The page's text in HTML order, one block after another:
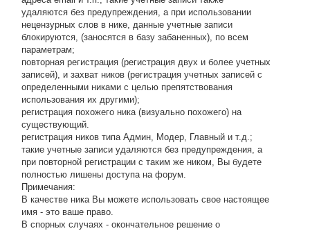
удаляются без предупреждения, а при использовании
нецензурных слов в нике, данные учетные записи
блокируются, (заносятся в базу забаненных), по всем
параметрам;
повторная регистрация (регистрация двух и более учетных
записей), и захват ников (регистрация учетных записей с
определенными никами с целью препятствования
использования их другими);
регистрация похожего ника (визуально похожего) на
существующий.
регистрация ников типа Админ, Модер, Главный и т.д.;
такие учетные записи удаляются без предупреждения, а
при повторной регистрации с таким же ником, Вы будете
полностью лишены доступа на форум.
Примечания:
В качестве ника Вы можете использовать свое настоящее
имя - это ваше право.
В спорных случаях - окончательное решение о